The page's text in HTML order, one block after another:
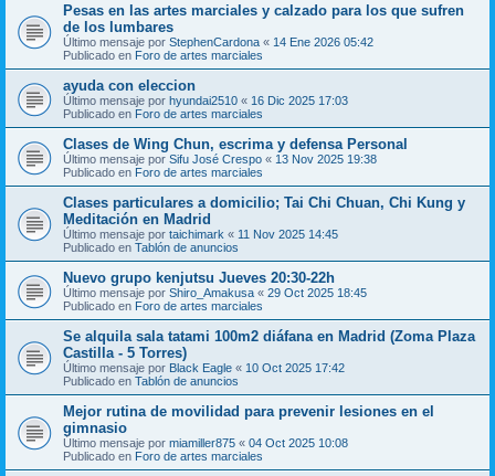
Pesas en las artes marciales y calzado para los que sufren
de los lumbares
Último mensaje por StephenCardona « 14 Ene 2026 05:42
Publicado en Foro de artes marciales
ayuda con eleccion
Último mensaje por hyundai2510 « 16 Dic 2025 17:03
Publicado en Foro de artes marciales
Clases de Wing Chun, escrima y defensa Personal
Último mensaje por Sifu José Crespo « 13 Nov 2025 19:38
Publicado en Foro de artes marciales
Clases particulares a domicilio; Tai Chi Chuan, Chi Kung y
Meditación en Madrid
Último mensaje por taichimark « 11 Nov 2025 14:45
Publicado en Tablón de anuncios
Nuevo grupo kenjutsu Jueves 20:30-22h
Último mensaje por Shiro_Amakusa « 29 Oct 2025 18:45
Publicado en Foro de artes marciales
Se alquila sala tatami 100m2 diáfana en Madrid (Zoma Plaza
Castilla - 5 Torres)
Último mensaje por Black Eagle « 10 Oct 2025 17:42
Publicado en Tablón de anuncios
Mejor rutina de movilidad para prevenir lesiones en el
gimnasio
Último mensaje por miamiller875 « 04 Oct 2025 10:08
Publicado en Foro de artes marciales